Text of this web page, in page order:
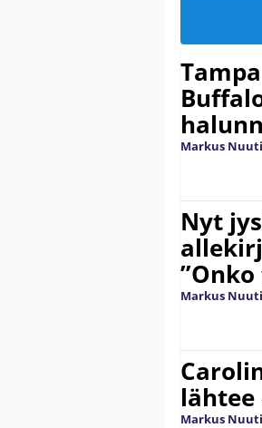
Markus
Nyt
Markus
lähtee
Markus